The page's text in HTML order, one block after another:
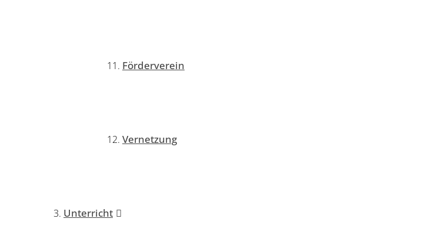
Förderverein
Vernetzung
Unterricht